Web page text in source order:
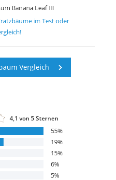
Banana Leaf III
im Test oder
Vergleich
4,1 von 5 Sternen
55%
19%
15%
6%
5%